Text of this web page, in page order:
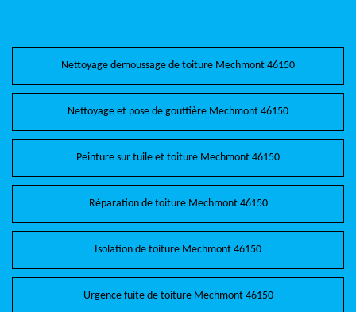
Nettoyage demoussage de toiture Mechmont 46150
Nettoyage et pose de gouttière Mechmont 46150
Peinture sur tuile et toiture Mechmont 46150
Réparation de toiture Mechmont 46150
Isolation de toiture Mechmont 46150
Urgence fuite de toiture Mechmont 46150